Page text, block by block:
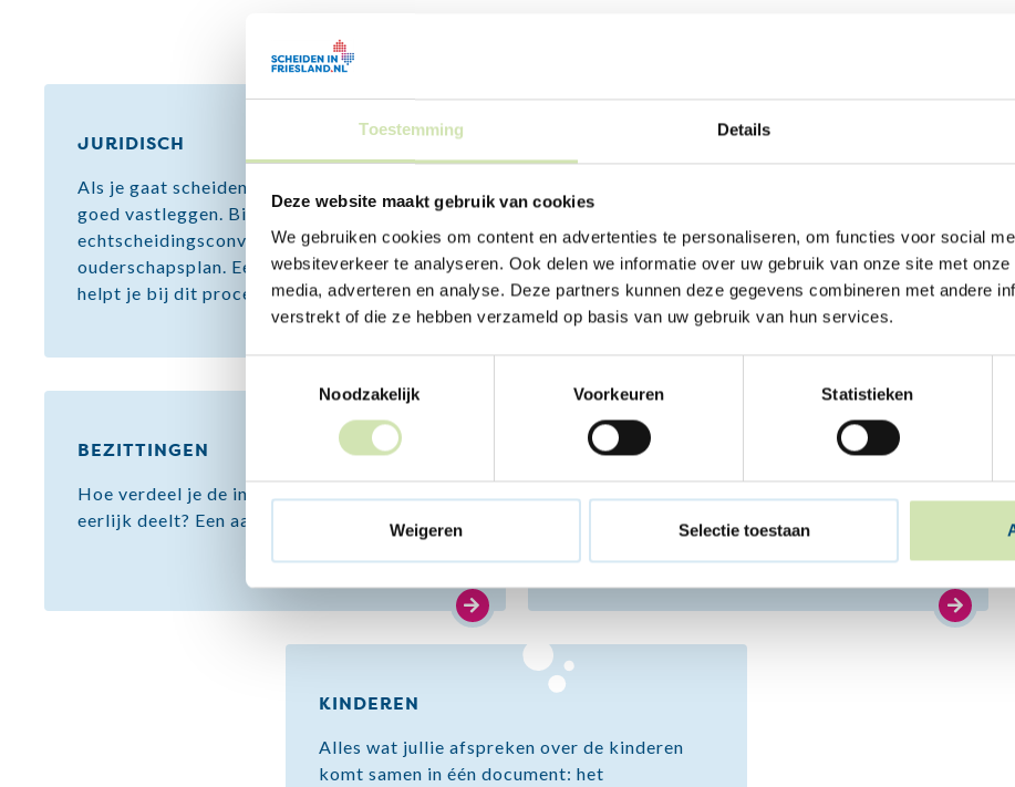
Toestemming Details
Deze website maakt gebruik van cookies
We gebruiken cookies om content en advertenties te personaliseren, om functies voor social
websiteverkeer te analyseren. Ook delen we informatie over uw gebruik van onze site met
media, adverteren en analyse. Deze partners kunnen deze gegevens combineren met andere
verstrekt of die ze hebben verzameld op basis van uw gebruik van hun services.
Noodzakelijk
Voorkeuren Statistieken
Weigeren Selectie toestaan
JURIDISCH
Als je gaat scheiden moet je een aantal dingen
goed vastleggen. Bijvoorbeeld in een
echtscheidingsconvenant en
ouderschapsplan. Een mediator of advocaat
helpt je bij dit proces.
bankzaken en van toeslagen tot en met
pensioen.
BEZITTINGEN
Hoe verdeel je de inboedel en zorg je dat je
eerlijk deelt? Een aantal tips en handige sites.
WONEN
kopen of moet het anders? Vind meer
KINDEREN
Alles wat jullie afspreken over de kinderen
komt samen in één document: het